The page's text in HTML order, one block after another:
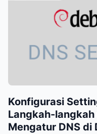
Konfigurasi
Langkah-
Mengatur DNS di